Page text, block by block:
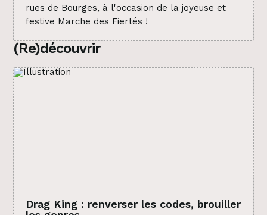
rues de Bourges, à l'occasion de la joyeuse et
festive Marche des Fiertés !
(Re)découvrir
Drag King : renverser les codes, brouiller